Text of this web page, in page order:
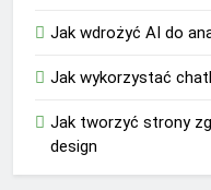
Jak wdrożyć AI do
Jak wykorzystać
Jak tworzyć strony
design